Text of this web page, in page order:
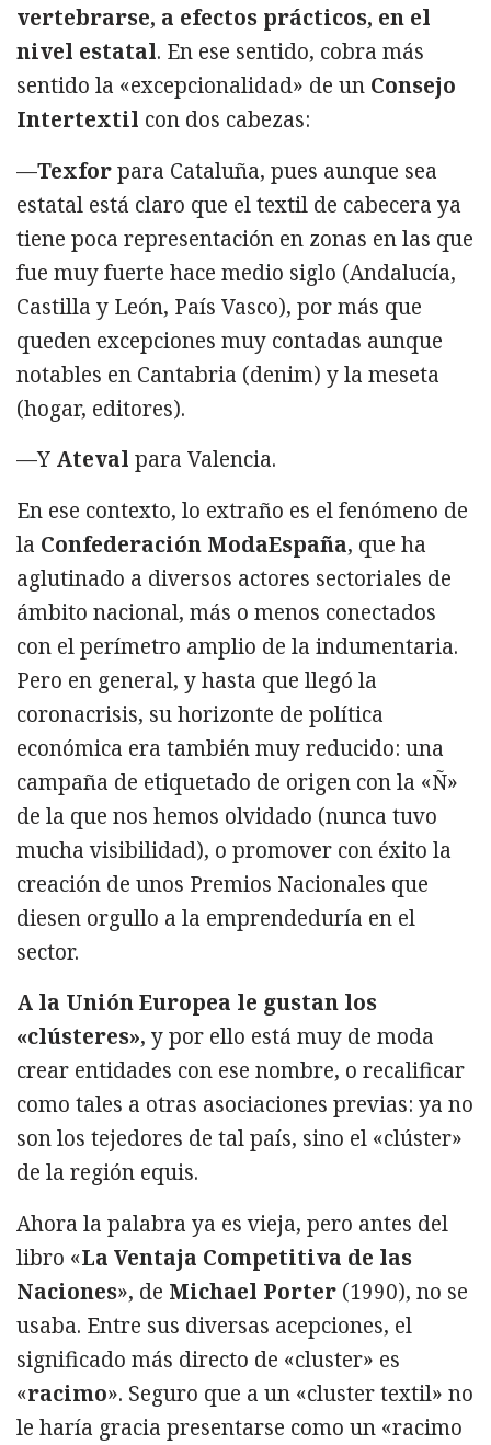
vertebrarse, a efectos prácticos, en el
nivel estatal. En ese sentido, cobra más
sentido la «excepcionalidad» de un Consejo
Intertextil con dos cabezas:
—Texforpara Cataluña, pues aunque sea
estatal está claro que el textil de cabecera ya
tiene poca representación en zonas en las que
fue muy fuerte hace medio siglo (Andalucía,
Castilla y León, País Vasco), por más que
queden excepciones muy contadas aunque
notables en Cantabria (denim) y la meseta
(hogar, editores).
—Y Ateval para Valencia.
En ese contexto, lo extraño es el fenómeno de
la Confederación ModaEspaña, que ha
aglutinado a diversos actores sectoriales de
ámbito nacional, más o menos conectados
con el perímetro amplio de la indumentaria.
Pero en general, y hasta que llegó la
coronacrisis, su horizonte de política
económica era también muy reducido: una
campaña de etiquetado de origen con la «Ñ»
de la que nos hemos olvidado (nunca tuvo
mucha visibilidad), o promover con éxito la
creación de unos Premios Nacionales que
diesen orgullo a la emprendeduría en el
sector.
A la Unión Europea le gustan los
«clústeres», y por ello está muy de moda
crear entidades con ese nombre, o recalificar
como tales a otras asociaciones previas: ya no
son los tejedores de tal país, sino el «clúster»
de la región equis.
Ahora la palabra ya es vieja, pero antes del
libro «La Ventaja Competitiva de las
Naciones», de Michael Porter (1990), no se
usaba. Entre sus diversas acepciones, el
significado más directo de «cluster» es
«racimo». Seguro que a un «cluster textil» no
le haría gracia presentarse como un «racimo